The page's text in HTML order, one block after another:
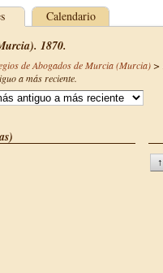
Calendario
1870.
de Abogados de Murcia (Murcia)>
a más reciente.